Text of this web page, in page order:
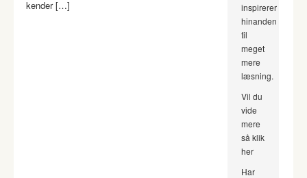
kender […]
inspirerer
hinanden
til
meget
mere
læsning.
Vil du
vide
mere
så klik
her
Har